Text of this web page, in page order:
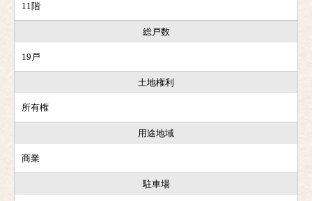
11階
総戸数
19戸
土地権利
所有権
用途地域
商業
駐車場